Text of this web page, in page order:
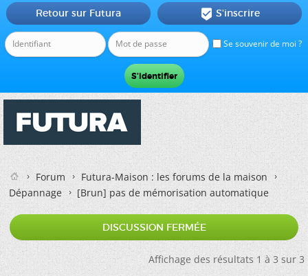
Se souvenir de moi ?
Retour sur Futura  S'inscrire
Forum
Futura-Maison : les forums de la maison
Dépannage
[Brun]pas de mémorisation automatique
DISCUSSION FERMÉE
Affichage des résultats 1 à 3 sur 3